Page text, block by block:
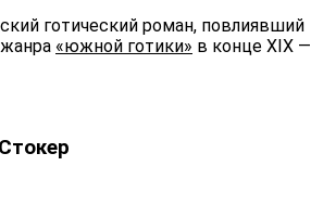
готический роман, повлиявший
«южной готики» в конце XIX —